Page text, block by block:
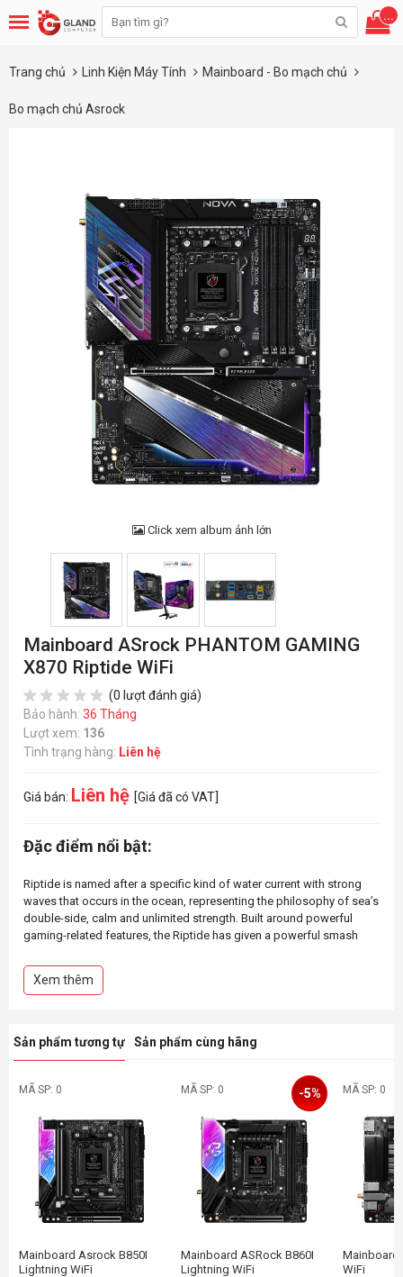
...
Trang chủ Linh Kiện Máy Tính Mainboard - Bo mạch chủ
Bo mạch chủ Asrock
Click xem album ảnh lớn
Mainboard ASrock PHANTOM GAMING
X870 Riptide WiFi
(0 lượt đánh giá)
Bảo hành: 36 Tháng
Lượt xem: 136
Tình trạng hàng: Liên hệ
Giá bán: Liên hệ [Giá đã có VAT]
Đặc điểm nổi bật:
Riptide is named after a specific kind of water current with strong
waves that occurs in the ocean, representing the philosophy of sea’s
double-side, calm and unlimited strength. Built around powerful
gaming-related features, the Riptide has given a powerful smash
Xem thêm
Sản phẩm tương tự Sản phẩm cùng hãng
MÃ SP: 0
Mainboard Asrock B850I
Lightning WiFi
MÃ SP: 0
Mainboard ASRock B860I
Lightning WiFi
-5% MÃ SP: 0
Mainboard
WiFi